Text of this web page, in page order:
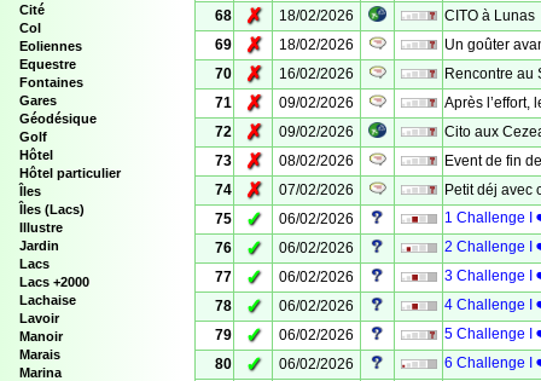
Cité
Col
Eoliennes
Equestre
Fontaines
Gares
Géodésique
Golf
Hôtel
Hôtel particulier
Îles
Îles (Lacs)
Illustre
Jardin
Lacs
Lacs +2000
Lachaise
Lavoir
Manoir
Marais
Marina
68
✗ 18/02/2026
CITO à Lunas
69
✗ 18/02/2026
Un goûter
70
✗ 16/02/2026
Rencontre au
71
✗ 09/02/2026
Après l’effort,
72
✗ 09/02/2026
Cito aux
73
✗ 08/02/2026
Event de fin
74
✗ 07/02/2026
Petit déj avec
75
✓ 06/02/2026
1 Challenge I
76
✓ 06/02/2026
2 Challenge I
77
✓ 06/02/2026
3 Challenge I
78
✓ 06/02/2026
4 Challenge I
79
✓ 06/02/2026
5 Challenge I
80
✓ 06/02/2026
6 Challenge I